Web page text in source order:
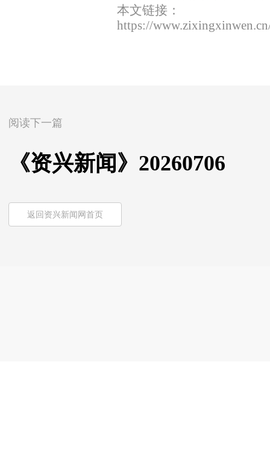
本文链接：
https://
阅读下一篇
《资兴新闻》20260706
返回资兴新闻网首页